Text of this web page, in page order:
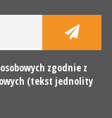
zgodnie z
(tekst jednolity